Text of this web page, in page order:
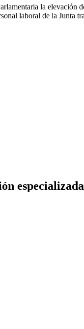
la elevación
laboral de la Junta